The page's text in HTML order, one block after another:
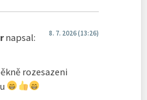
napsal: 8. 7. 2026 (13:26)
rozesazeni